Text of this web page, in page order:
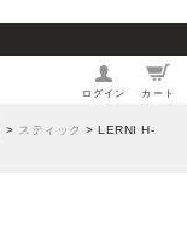
ログイン カート
> スティック > LERNI H-